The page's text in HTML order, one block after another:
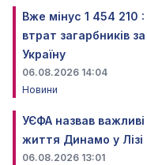
Вже мінус 1 454 210
втрат загарбників
Україну
06.08.2026 14:04
Новини
УЄФА назвав
життя Динамо у Лізі
06.08.2026 13:01